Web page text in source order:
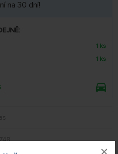
na 30 dní!
1 ks
1 ks